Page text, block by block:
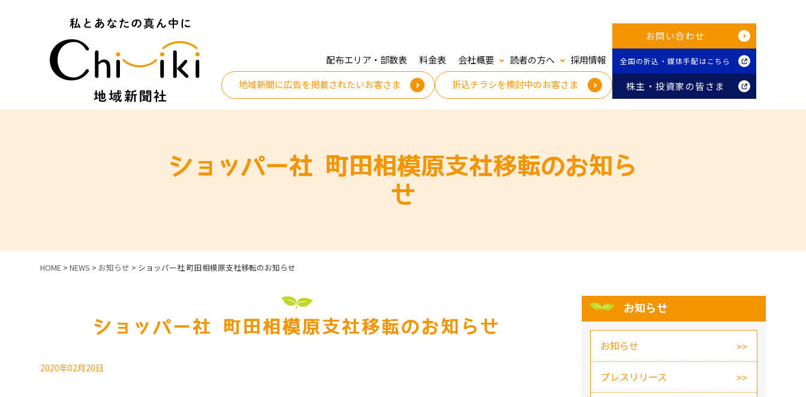
配布エリア・部数表 料金表 会社概要 読者の方へ
採用情報
地域新聞に広告を掲載されたいお客さま
折込チラシを検討中のお客さま
お問い合わせ
全国の折込・媒体手配はこちら
株主・投資家の皆さま
ショッパー社 町田相模原支社移転のお知ら
せ
HOME >NEWS > お知らせ > ショッパー社 町田相模原支社移転のお知らせ
ショッパー社 町田相模原支社移転のお知らせ
2020年02月20日
お知らせ
お知らせ
プレスリリース